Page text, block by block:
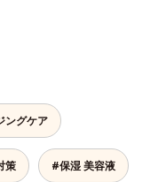
ングケア
策 #保湿 美容液